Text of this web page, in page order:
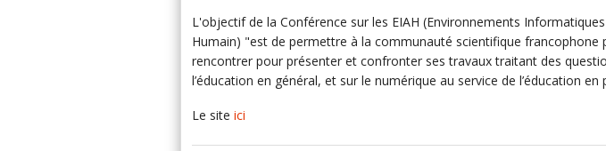
L'objectif de la Conférence sur les EIAH (Environnements
Humain) "est de permettre à la communauté scientifique francophone
rencontrer pour présenter et confronter ses travaux traitant des
l’éducation en général, et sur le numérique au service de l’éducation en
Le site ici